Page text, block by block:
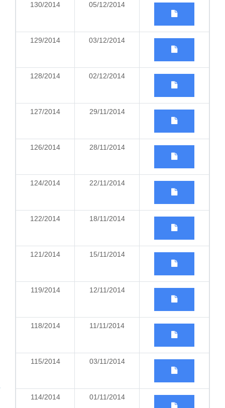
130/2014 05/12/2014
129/2014 03/12/2014
128/2014 02/12/2014
127/2014 29/11/2014
126/2014 28/11/2014
124/2014 22/11/2014
122/2014 18/11/2014
121/2014 15/11/2014
119/2014 12/11/2014
118/2014 11/11/2014
115/2014 03/11/2014
114/2014 01/11/2014